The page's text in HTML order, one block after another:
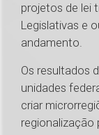
projetos de lei
Legislativas e
andamento.
Os resultados
unidades
criar
regionalização